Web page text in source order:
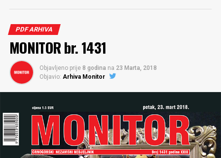
PDF ARHIVA
MONITOR br. 1431
Objavljeno prije 8 godina na 23 Marta, 2018
Objavio: Arhiva Monitor